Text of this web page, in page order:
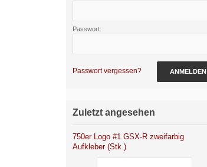
Passwort:
Passwort vergessen? ANMELDEN
Zuletzt angesehen
750er Logo #1 GSX-R zweifarbig
Aufkleber (Stk.)